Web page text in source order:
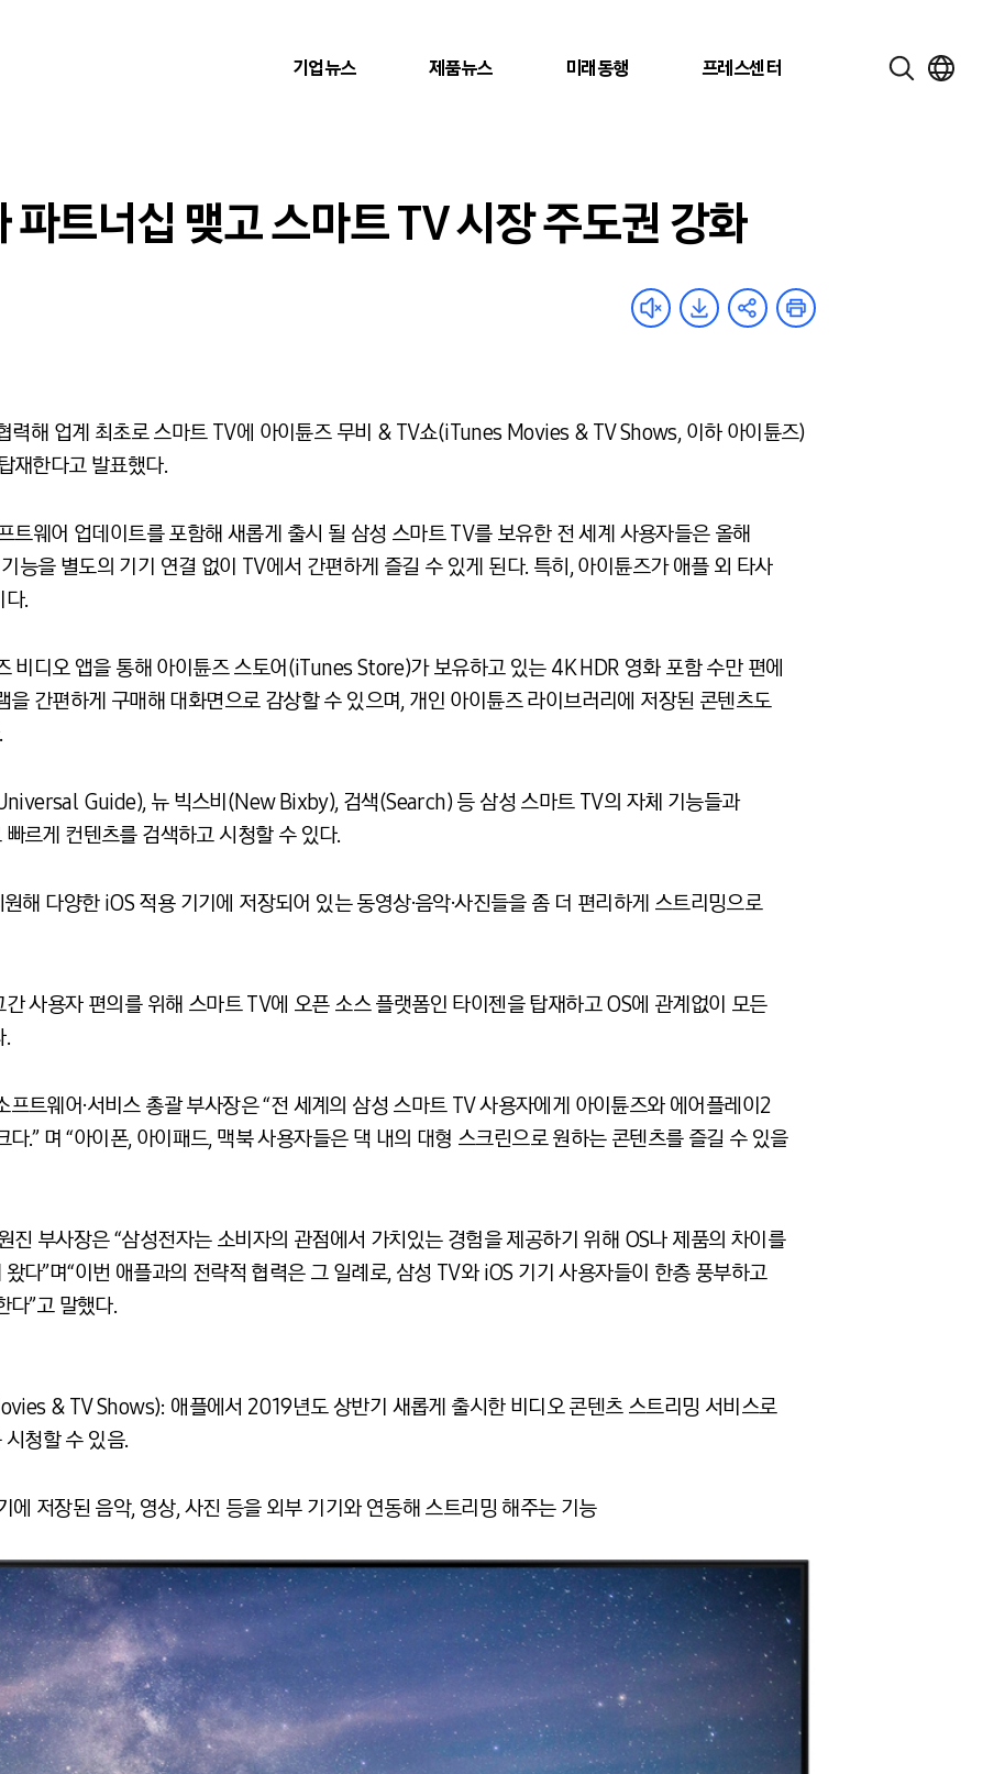
기업뉴스 제품뉴스 미래동행 프레스센터
파트너십 맺고 스마트 TV 시장 주도권 강화
력해 업계 최초로 스마트 TV에 아이튠즈 무비 & TV쇼(iTunes Movies & TV Shows, 이하 아이튠즈)
재한다고 발표했다.
트웨어 업데이트를 포함해 새롭게 출시 될 삼성 스마트 TV를 보유한 전 세계 사용자들은 올해
능을 별도의 기기 연결 없이 TV에서 간편하게 즐길 수 있게 된다. 특히, 아이튠즈가 애플 외 타사
.
비디오 앱을 통해 아이튠즈 스토어(iTunes Store)가 보유하고 있는 4K HDR 영화 포함 수만 편에
간편하게 구매해 대화면으로 감상할 수 있으며, 개인 아이튠즈 라이브러리에 저장된 콘텐츠도
Guide), 뉴 빅스비(New Bixby), 검색(Search) 등 삼성 스마트 TV의 자체 기능들과
르게 컨텐츠를 검색하고 시청할 수 있다.
해 다양한 iOS 적용 기기에 저장되어 있는 동영상·음악·사진들을 좀 더 편리하게 스트리밍으로
사용자 편의를 위해 스마트 TV에 오픈 소스 플랫폼인 타이젠을 탑재하고 OS에 관계없이 모든
.
트웨어·서비스 총괄 부사장은 “전 세계의 삼성 스마트 TV 사용자에게 아이튠즈와 에어플레이2
.” 며 “아이폰, 아이패드, 맥북 사용자들은 댁 내의 대형 스크린으로 원하는 콘텐츠를 즐길 수 있을
진 부사장은 “삼성전자는 소비자의 관점에서 가치있는 경험을 제공하기 위해 OS나 제품의 차이를
다”며“이번 애플과의 전략적 협력은 그 일례로, 삼성 TV와 iOS 기기 사용자들이 한층 풍부하고
다”고 말했다.
& TV Shows): 애플에서 2019년도 상반기 새롭게 출시한 비디오 콘텐츠 스트리밍 서비스로
청할 수 있음.
저장된 음악, 영상, 사진 등을 외부 기기와 연동해 스트리밍 해주는 기능